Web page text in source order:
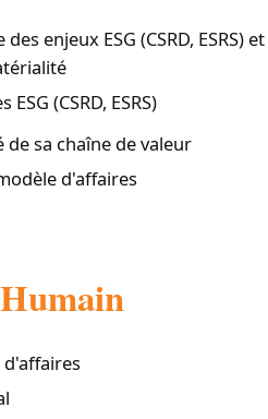
enjeux ESG (CSRD, ESRS)
(CSRD, ESRS)
sa chaîne de valeur
d'affaires